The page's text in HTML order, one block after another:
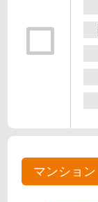
マンション